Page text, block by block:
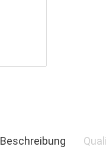
Beschreibung